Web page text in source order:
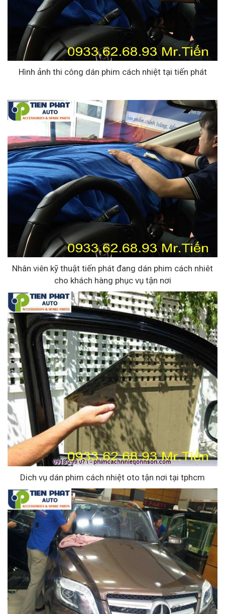
Hình ảnh thi công dán phim cách nhiệt tại tiến phát
Nhân viên kỹ thuật tiến phát đang dán phim cách nhiêt
cho khách hàng phục vụ tận nơi
Dich vụ dán phim cách nhiệt oto tận nơi tại tphcm